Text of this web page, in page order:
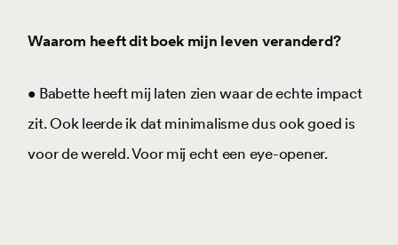
Waarom heeft dit boek mijn leven veranderd?
• Babette heeft mij laten zien waar de echte impact
zit. Ook leerde ik dat minimalisme dus ook goed is
voor de wereld. Voor mij echt een eye-opener.